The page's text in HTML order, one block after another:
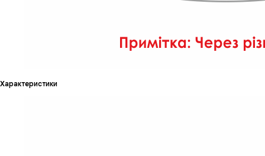
Характеристики